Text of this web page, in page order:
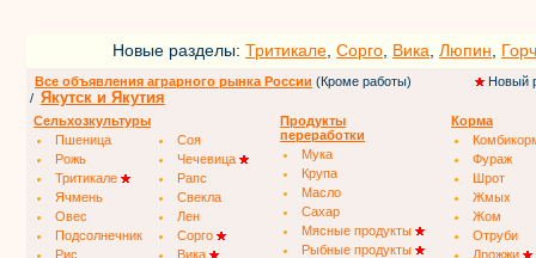
Новые разделы: Тритикале Сорго Вика Люпин
Все объявления аграрного рынка России (Кроме работы)
Новый
/ Якутск и Якутия
Сельхозкультуры
Пшеница
Соя
Рожь
Чечевица
Тритикале
Рапс
Ячмень
Свекла
Овес
Лен
Подсолнечник
Сорго
Рис
Вика
Продукты
переработки
Мука
Крупа
Масло
Сахар
Мясные продукты
Рыбные продукты
Корма
Фураж
Шрот
Жмых
Жом
Отруби
Дрожжи